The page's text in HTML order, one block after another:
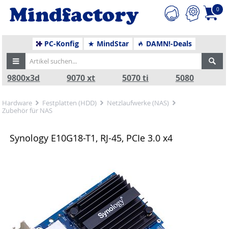
0
PC-Konfig MindStar DAMN!-Deals
9800x3d 9070 xt 5070 ti 5080
Hardware Festplatten (HDD)
Netzlaufwerke (NAS)
Zubehör für NAS
Synology E10G18-T1, RJ-45, PCIe 3.0 x4